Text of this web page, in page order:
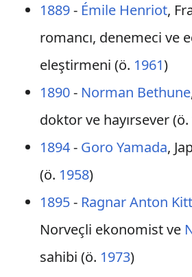
1889- Émile Henriot,
romancı, denemeci ve
eleştirmeni (ö. 1961)
1890- Norman Bethune
doktor ve hayırsever (ö.
1894- Goro Yamada,
(ö. 1958)
1895- Ragnar Anton
Norveçli ekonomist ve
sahibi (ö. 1973)